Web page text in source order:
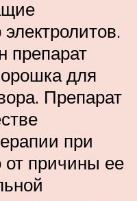
препарат
для
Препарат
при
от причины ее